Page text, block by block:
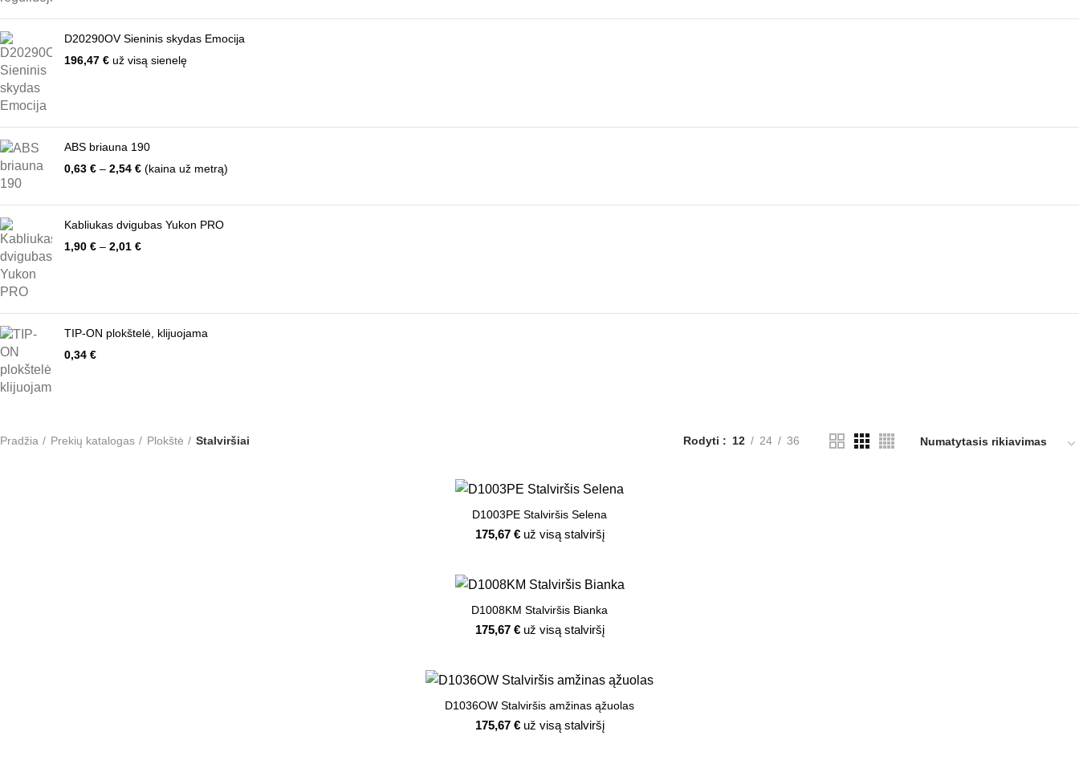
D20290OV Sieninis skydas Emocija
196,47 € už visą sienelę
ABS briauna 190
0,63 € – 2,54 €Price
2,54 €
(kaina už metrą)
Kabliukas dvigubas Yukon PRO
1,90 € – 2,01 €Price
TIP-ON plokštelė, klijuojama
0,34 €
Pradžia Prekių katalogas Plokštė Stalviršiai Rodyti 12 24 36
D1003PE Stalviršis Selena
175,67 € už visą stalviršį
D1008KM Stalviršis Bianka
175,67 € už visą stalviršį
D1036OW Stalviršis amžinas ąžuolas
175,67 € už visą stalviršį